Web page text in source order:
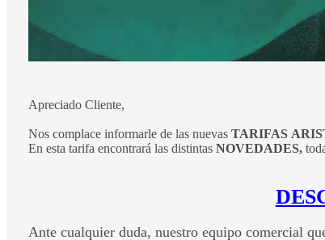
Apreciado Cliente,
Nos complace informarle de las nuevasTARIFAS
En esta tarifa encontrará las distintas NOVEDADES,
Ante cualquier duda, nuestro equipo comercial